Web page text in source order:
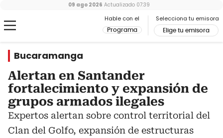
Hable con el
Programa
Selecciona tu emisora
Elige tu emisora
09 ago 2026 Actualizado 07:39
Bucaramanga
Alertan en Santander
fortalecimiento y expansión de
grupos armados ilegales
Expertos alertan sobre control territorial del
Clan del Golfo, expansión de estructuras